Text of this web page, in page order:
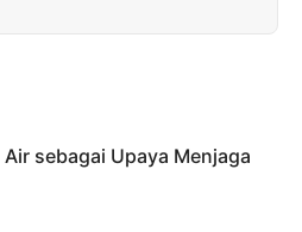
sebagai Upaya Menjaga